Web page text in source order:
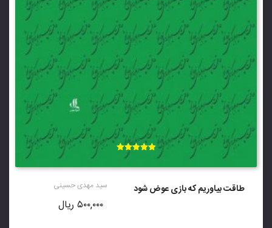
طاقت بیاوریم که بازی عوض شود سید مهدی حسینی
امتیاز
۵۰۰,۰۰۰ ریال